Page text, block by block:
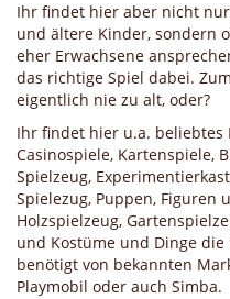
Ihr findet hier aber nicht
und ältere Kinder, sondern
eher Erwachsene
das richtige Spiel dabei.
eigentlich nie zu alt, oder?
Ihr findet hier u.a. beliebtes
Casinospiele, Kartenspiele,
Spielzeug,
Spielezug, Puppen, Figuren
Holzspielzeug,
und Kostüme und Dinge
benötigt von bekannten
Playmobil oder auch Simba.